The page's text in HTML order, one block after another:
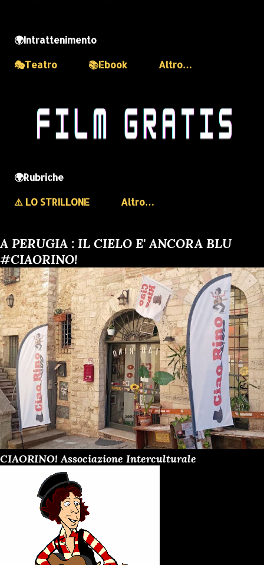
🌍Intrattenimento
🎭Teatro
📚Ebook Altro…
🌍Rubriche
⚠️ LO STRILLONE
Altro…
A PERUGIA : IL CIELO E' ANCORA BLU
#CIAORINO!
CIAORINO! Associazione Interculturale